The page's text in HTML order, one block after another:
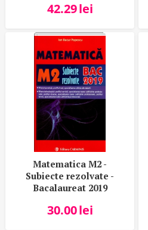
Nicolae Isar
42.29lei
Matematica M2 -
Subiecte rezolvate -
Bacalaureat 2019
30.00lei